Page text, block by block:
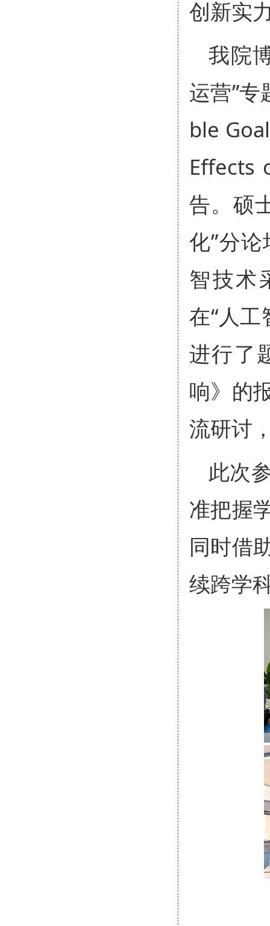
创新实
我院
运营”
ble
Effects
告。硕
化”分
智技术
在“人
进行了
响》的
流研讨
此次
准把握
同时借
续跨学